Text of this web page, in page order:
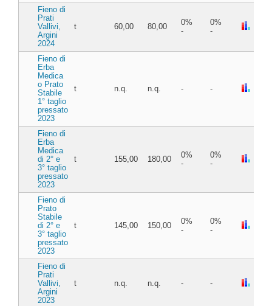
Fieno di
Prati
Vallivi,
Argini
2024
t 60,00 80,00
0%
-
0%
-
Fieno di
Erba
Medica
o Prato
Stabile
1° taglio
pressato
2023
t n.q. n.q. - -
Fieno di
Erba
Medica
di 2° e
3° taglio
pressato
2023
t 155,00 180,00
0%
-
0%
-
Fieno di
Prato
Stabile
di 2° e
3° taglio
pressato
2023
t 145,00 150,00
0%
-
0%
-
Fieno di
Prati
Vallivi,
Argini
2023
t n.q. n.q. - -